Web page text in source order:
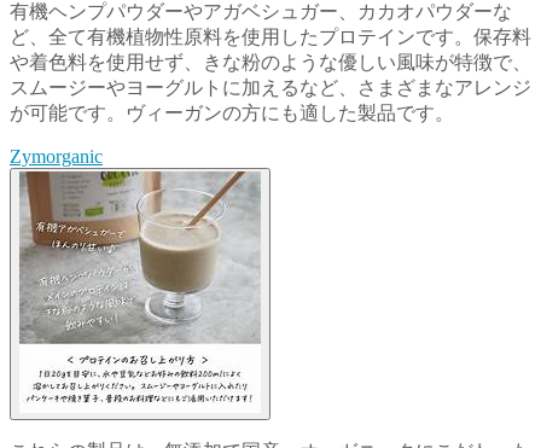
有機ヘンプパウダーやアガベシュガー、カカオパウダーな
ど、全て有機植物性原料を使用したプロテインです。保存料
や着色料を使用せず、きな粉のような優しい風味が特徴で、
スムージーやヨーグルトに加えるなど、さまざまなアレンジ
が可能です。ヴィーガンの方にも適した製品です。
Zymorganic